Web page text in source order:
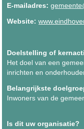
E-mailadres:
Website:
Doelstelling of
Het doel van een
inrichten en
Belangrijkste
Inwoners van de
Is dit uw organisatie?